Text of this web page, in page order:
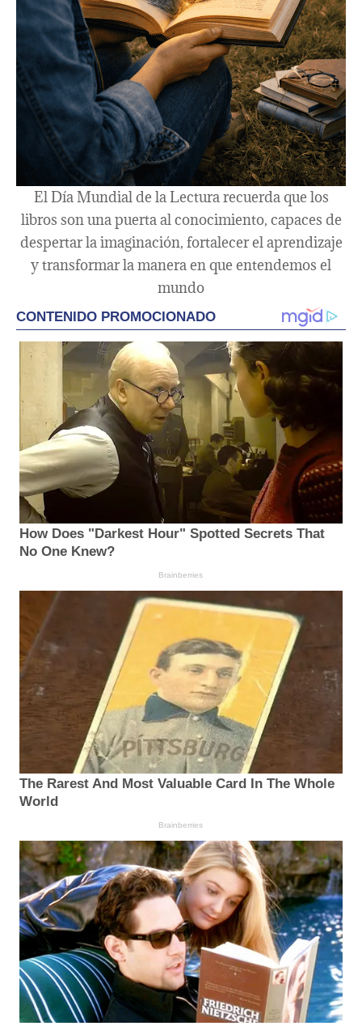
El Día Mundial de la Lectura recuerda que los
libros son una puerta al conocimiento, capaces de
despertar la imaginación, fortalecer el aprendizaje
y transformar la manera en que entendemos el
mundo